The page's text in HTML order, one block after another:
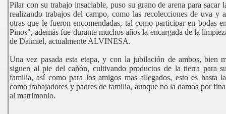
Pilar con su trabajo insaciable, puso su grano de arena para sacar
realizando trabajos del campo, como las recolecciones de uva y
otras que le fueron encomendadas, tal como participar en bodas
Pinos", además fue durante muchos años la encargada de la
de Daimiel, actualmente ALVINESA.
Una vez pasada esta etapa, y con la jubilación de ambos, bien
siguen al pie del cañón, cultivando productos de la tierra para
familia, así como para los amigos mas allegados, esto es hasta
como trabajadores y padres de familia, aunque no la damos por
al matrimonio.